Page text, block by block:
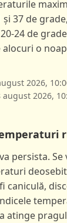
37 de
24 de
alocuri o
2026,
august 2026,
persista. Se
caniculă,
atinge